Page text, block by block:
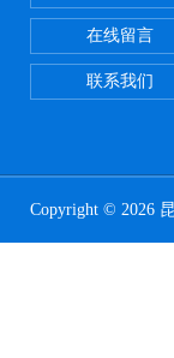
在线留言
联系我们
Copyright © 2026